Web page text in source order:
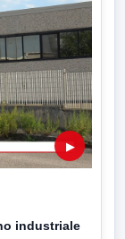
▶
industriale